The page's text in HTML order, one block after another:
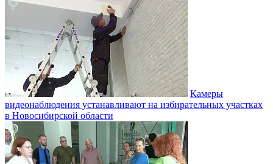
Камеры
видеонаблюдения устанавливают на избирательных участках
в Новосибирской области